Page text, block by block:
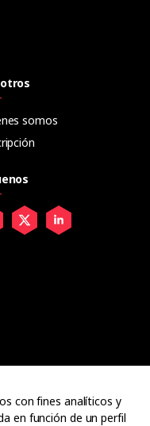
somos
con fines analíticos y
en función de un perfil